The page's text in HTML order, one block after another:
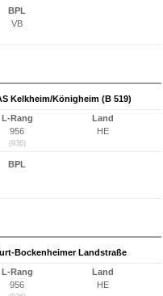
BPL
VB
Kelkheim/Königheim (B 519)
L-Rang
956
(936)
Land
HE
BPL
Bockenheimer Landstraße
L-Rang
956
Land
HE